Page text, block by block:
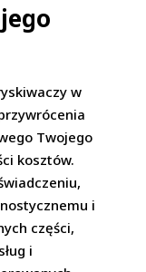
w
Twojego
kosztów.
i
części,
i